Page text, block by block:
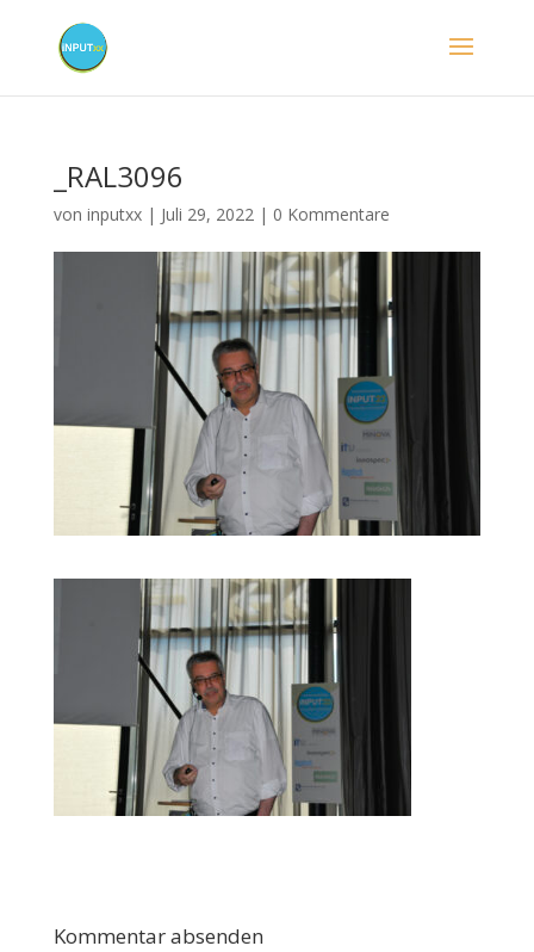
_RAL3096
von inputxx| Juli 29, 2022| 0 Kommentare
Kommentar absenden